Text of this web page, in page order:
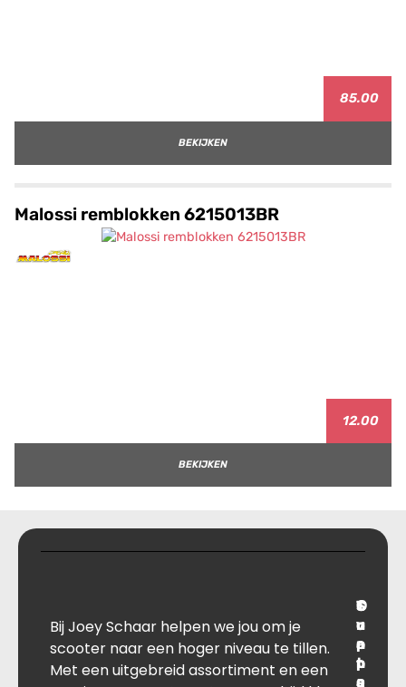
85.00
BEKIJKEN
Malossi remblokken 6215013BR
12.00
BEKIJKEN
Bij Joey Schaar helpen we jou om je
scooter naar een hoger niveau te tillen.
Met een uitgebreid assortiment en een
T
r
a
n
s
O
v
e
r
S
u
p
p
o
C
o
n
t
a